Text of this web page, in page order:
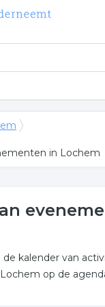
in Lochem
kalender van
op de